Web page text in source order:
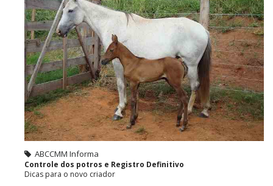
ABCCMM Informa
Controle dos potros e Registro Definitivo
Dicas para o novo criador